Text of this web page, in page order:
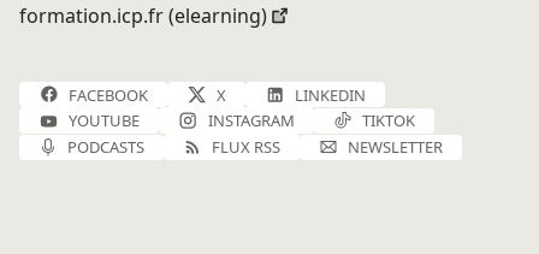
formation.icp.fr (elearning)
FACEBOOK X
LINKEDIN
YOUTUBE
INSTAGRAM
TIKTOK
PODCASTS
FLUX RSS NEWSLETTER